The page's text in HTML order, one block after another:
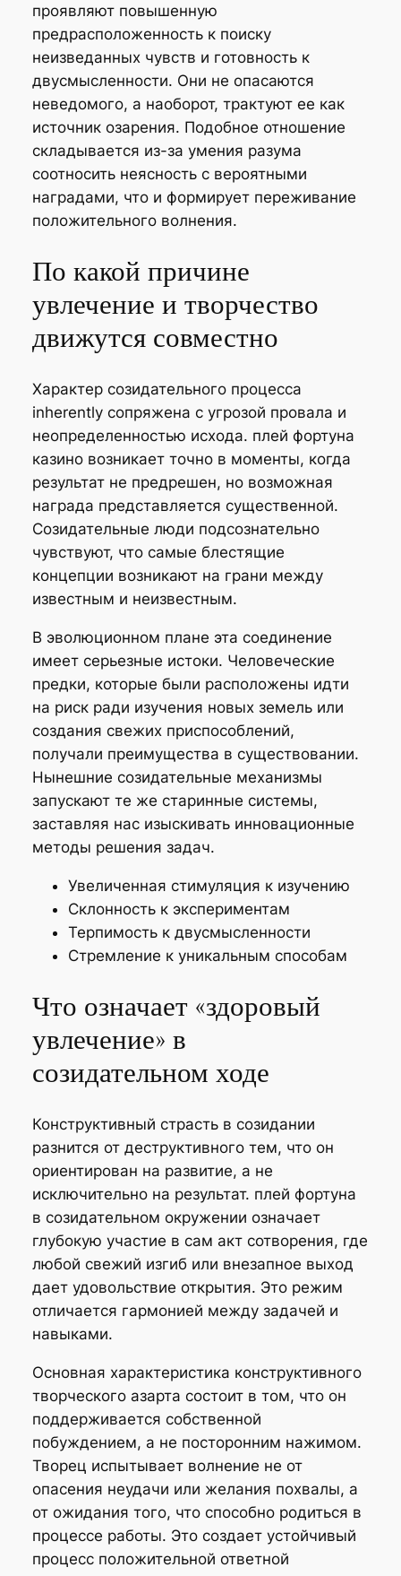
проявляют повышенную
предрасположенность к поиску
неизведанных чувств и готовность к
двусмысленности. Они не опасаются
неведомого, а наоборот, трактуют ее как
источник озарения. Подобное отношение
складывается из-за умения разума
соотносить неясность с вероятными
наградами, что и формирует переживание
положительного волнения.
По какой причине
увлечение и творчество
движутся совместно
Характер созидательного процесса
inherently сопряжена с угрозой провала и
неопределенностью исхода. плей фортуна
казино возникает точно в моменты, когда
результат не предрешен, но возможная
награда представляется существенной.
Созидательные люди подсознательно
чувствуют, что самые блестящие
концепции возникают на грани между
известным и неизвестным.
В эволюционном плане эта соединение
имеет серьезные истоки. Человеческие
предки, которые были расположены идти
на риск ради изучения новых земель или
создания свежих приспособлений,
получали преимущества в существовании.
Нынешние созидательные механизмы
запускают те же старинные системы,
заставляя нас изыскивать инновационные
методы решения задач.
Увеличенная стимуляция к изучению
Склонность к экспериментам
Терпимость к двусмысленности
Стремление к уникальным способам
Что означает «здоровый
увлечение» в
созидательном ходе
Конструктивный страсть в созидании
разнится от деструктивного тем, что он
ориентирован на развитие, а не
исключительно на результат. плей фортуна
в созидательном окружении означает
глубокую участие в сам акт сотворения, где
любой свежий изгиб или внезапное выход
дает удовольствие открытия. Это режим
отличается гармонией между задачей и
навыками.
Основная характеристика конструктивного
творческого азарта состоит в том, что он
поддерживается собственной
побуждением, а не посторонним нажимом.
Творец испытывает волнение не от
опасения неудачи или желания похвалы, а
от ожидания того, что способно родиться в
процессе работы. Это создает устойчивый
процесс положительной ответной